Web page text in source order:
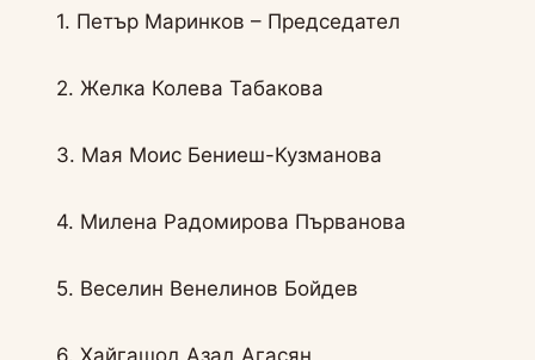
1. Петър Маринков – Председател
2. Желка Колева Табакова
3. Мая Моис Бениеш-Кузманова
4. Милена Радомирова Първанова
5. Веселин Венелинов Бойдев
6. Хайгашод Азад Агасян